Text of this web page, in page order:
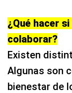
¿Qué hacer
colaborar?
Existen
Algunas son
bienestar de